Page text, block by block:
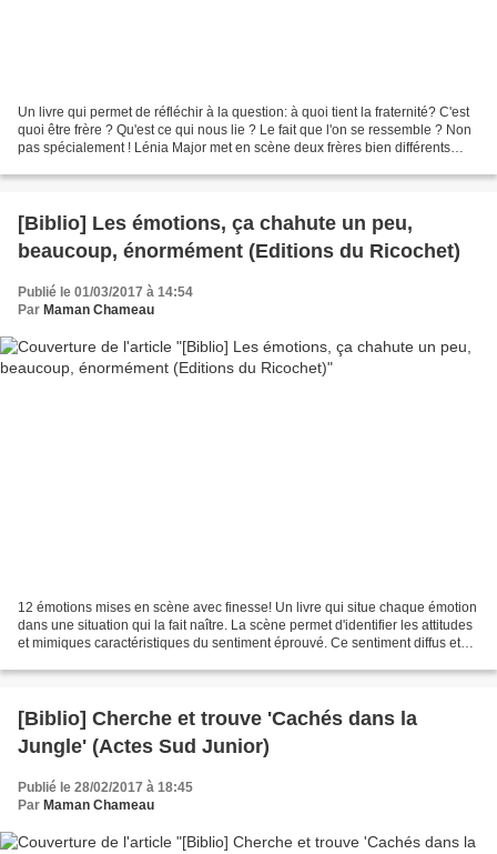
Un livre qui permet de réfléchir à la question: à quoi tient la fraternité? C'est
quoi être frère ? Qu'est ce qui nous lie ? Le fait que l'on se ressemble ? Non
pas spécialement ! Lénia Major met en scène deux frères bien différents
[Biblio] Les émotions, ça chahute un peu,
beaucoup, énormément (Editions du Ricochet)
Publié le 01/03/2017 à 14:54
Par Maman Chameau
12 émotions mises en scène avec finesse! Un livre qui situe chaque émotion
dans une situation qui la fait naître. La scène permet d'identifier les attitudes
et mimiques caractéristiques du sentiment éprouvé. Ce sentiment diffus et
[Biblio] Cherche et trouve 'Cachés dans la
Jungle' (Actes Sud Junior)
Publié le 28/02/2017 à 18:45
Par Maman Chameau